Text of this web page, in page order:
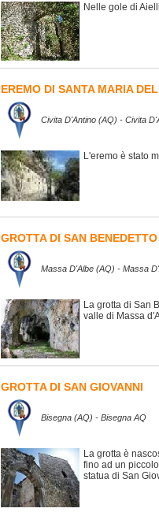
Nelle gole di
EREMO DI SANTA MARIA
Civita D'Antino (AQ) - Civita
L'eremo è stato
GROTTA DI SAN BENEDETTO
Massa D'Albe (AQ) - Massa
La grotta di San
valle di Massa
GROTTA DI SAN GIOVANNI
Bisegna (AQ) - Bisegna AQ
La grotta è
fino ad un
statua di San